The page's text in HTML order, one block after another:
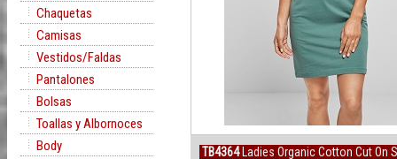
Chaquetas
Camisas
Vestidos/Faldas
Pantalones
Bolsas
Toallas y Albornoces
Body
TB4364Ladies Organic Cotton Cut On